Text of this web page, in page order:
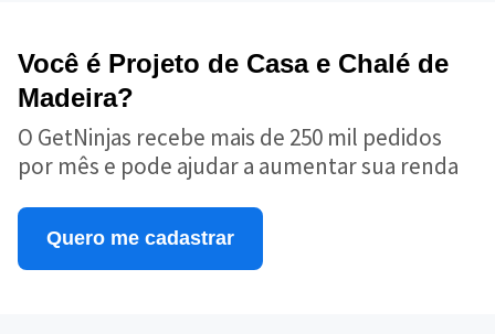
Você é Projeto de Casa e Chalé de
Madeira?
O GetNinjas recebe mais de 250 mil pedidos
por mês e pode ajudar a aumentar sua renda
Quero me cadastrar